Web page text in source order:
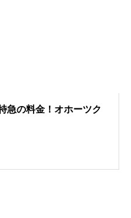
急の料金！オホーツク